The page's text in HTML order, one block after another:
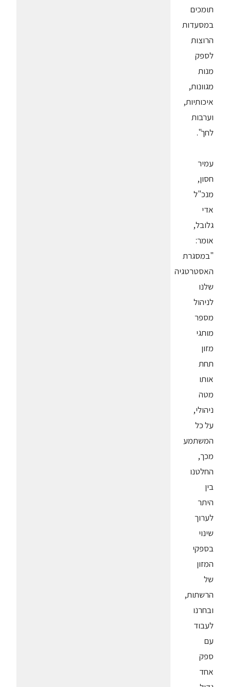
תומכים
במסעדות
הרוצות
לספק
מנות
מגוונות,
איכותיות,
וערבות
לחך".
עמיר
חסון,
מנכ"ל
אדי
גלובל,
אומר:
"במסגרת
האסטרטגיה
שלנו
לניהול
מספר
מותגי
מזון
תחת
אותו
מטה
ניהולי,
על כל
המשתמע
מכך,
החלטנו
בין
היתר
לערוך
שינוי
בספקי
המזון
של
הרשתות,
ובחרנו
לעבוד
עם
ספק
אחד